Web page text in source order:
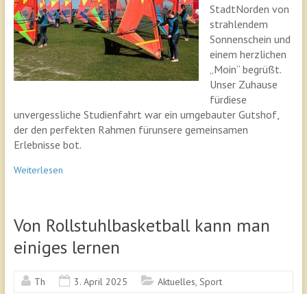
StadtNorden von
strahlendem
Sonnenschein und
einem herzlichen
„Moin“ begrüßt.
Unser Zuhause
fürdiese
unvergessliche Studienfahrt war ein umgebauter Gutshof,
der den perfekten Rahmen fürunsere gemeinsamen
Erlebnisse bot.
Weiterlesen
Von Rollstuhlbasketball kann man
einiges lernen
Th 3. April 2025 Aktuelles, Sport